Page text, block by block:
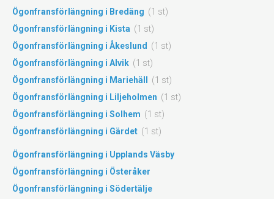
Ögonfransförlängning i Bredäng (1 st)
Ögonfransförlängning i Kista (1 st)
Ögonfransförlängning i Åkeslund
(1 st)
Ögonfransförlängning i Alvik (1 st)
Ögonfransförlängning i Mariehäll
(1 st)
Ögonfransförlängning i Liljeholmen (1 st)
Ögonfransförlängning i Solhem (1 st)
Ögonfransförlängning i Gärdet (1 st)
Ögonfransförlängning i Upplands Väsby
Ögonfransförlängning i Österåker
Ögonfransförlängning i Södertälje